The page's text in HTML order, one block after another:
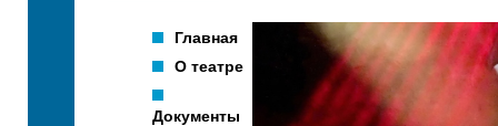
Главная
О театре
Документы